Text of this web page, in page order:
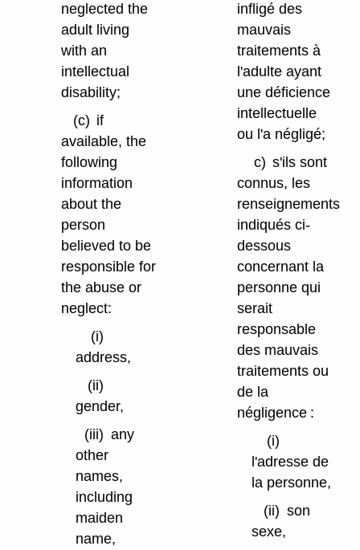
neglected the
adult living
with an
intellectual
disability;
(c) if
available, the
following
information
about the
person
believed to be
responsible for
the abuse or
neglect:
(i)
address,
(ii)
gender,
(iii) any
other
names,
including
maiden
name,
infligé des
mauvais
traitements à
l'adulte ayant
une déficience
intellectuelle
ou l'a négligé;
c) s'ils sont
connus, les
renseignements
indiqués ci-
dessous
concernant la
personne qui
serait
responsable
des mauvais
traitements ou
de la
négligence :
(i)
l'adresse de
la personne,
(ii) son
sexe,